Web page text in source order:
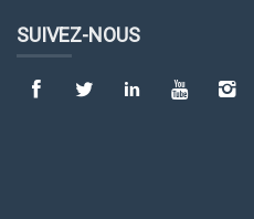
SUIVEZ-NOUS